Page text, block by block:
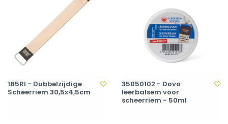
185RI - Dubbelzijdige
Scheerriem 30,5x4,5cm
35050102 - Dovo
leerbalsem voor
scheerriem - 50ml